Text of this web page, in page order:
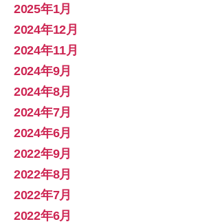
2025年1月
2024年12月
2024年11月
2024年9月
2024年8月
2024年7月
2024年6月
2022年9月
2022年8月
2022年7月
2022年6月